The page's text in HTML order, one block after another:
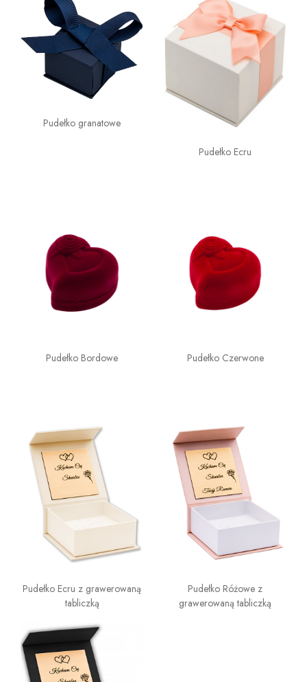
Pudełko granatowe
Pudełko Ecru
Pudełko Bordowe Pudełko Czerwone
Pudełko Ecru z grawerowaną
tabliczką
Pudełko Różowe z
grawerowaną tabliczką